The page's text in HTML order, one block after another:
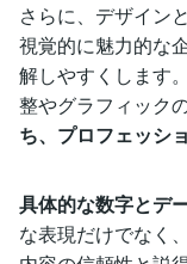
さらに、デザイン
視覚的に魅力的な
解しやすくします
整やグラフィック
ち、プロフェッシ
具体的な数字とデ
な表現だけでなく